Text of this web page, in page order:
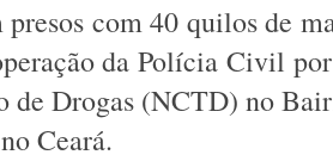
com 40 quilos de
da Polícia Civil
de Drogas (NCTD) no
Ceará.